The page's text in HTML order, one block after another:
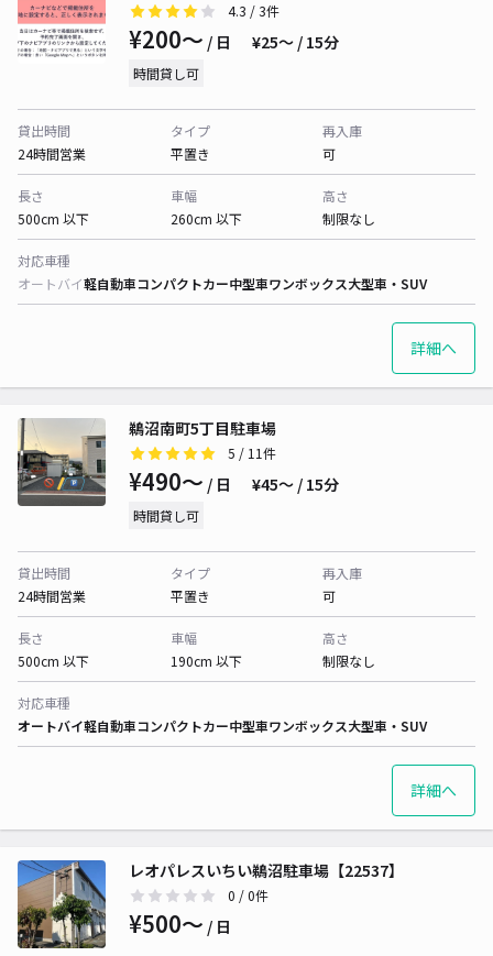
4.3 / 3件
¥200〜 / 日 ¥25〜 / 15分
時間貸し可
貸出時間
24時間営業
タイプ
平置き
再入庫
可
長さ
500cm 以下
車幅
260cm 以下
高さ
制限なし
対応車種
オートバイ軽自動車コンパクトカー中型車ワンボックス大型車・SUV
詳細へ
鵜沼南町5丁目駐車場
5 / 11件
¥490〜 / 日 ¥45〜 / 15分
時間貸し可
貸出時間
24時間営業
タイプ
平置き
再入庫
可
長さ
500cm 以下
車幅
190cm 以下
高さ
制限なし
対応車種
オートバイ軽自動車コンパクトカー中型車ワンボックス大型車・SUV
詳細へ
レオパレスいちい鵜沼駐車場【22537】
0 / 0件
¥500〜 / 日